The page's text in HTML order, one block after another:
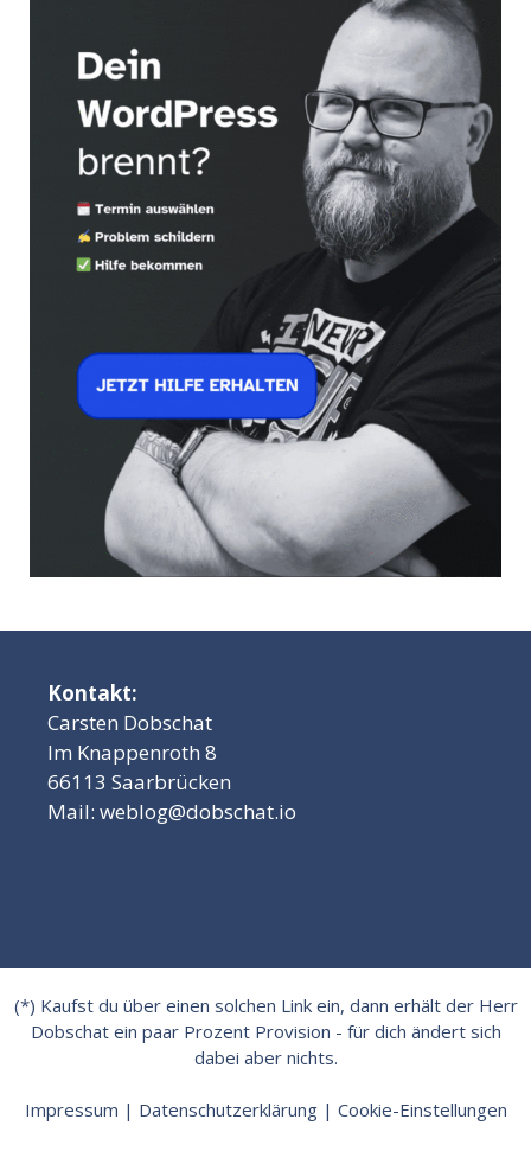
Kontakt:
Carsten Dobschat
Im Knappenroth 8
66113 Saarbrücken
Mail: weblog@dobschat.io
(*) Kaufst du über einen solchen Link ein, dann erhält der Herr
Dobschat ein paar Prozent Provision - für dich ändert sich
dabei aber nichts.
Impressum | Datenschutzerklärung| Cookie-Einstellungen